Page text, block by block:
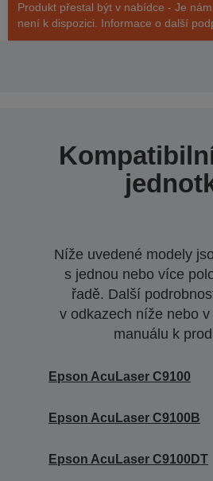
Produkt přestal být v nabídce - Je
není k dispozici. Informace o další
Níže uvedené modely
s jednou nebo více
řadě. Další
v odkazech níže nebo
manuálu k
Epson AcuLaser C9100
Epson AcuLaser C9100B
Epson AcuLaser C9100DT